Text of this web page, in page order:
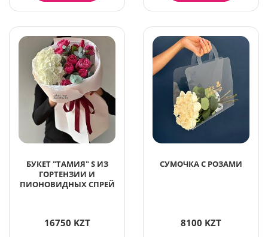
БУКЕТ "ТАМИЯ" S ИЗ
ГОРТЕНЗИИ И
ПИОНОВИДНЫХ СПРЕЙ
16750 KZT
СУМОЧКА С РОЗАМИ
8100 KZT